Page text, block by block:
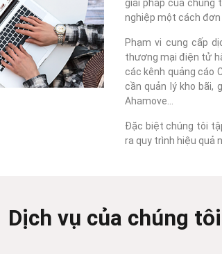
giải pháp của chúng
nghiệp một cách đơn
Phạm vi cung cấp
thương mại điện tử
các kênh quảng cáo
cần quản lý kho bãi,
Ahamove...
Đặc biệt chúng tôi
ra quy trình hiệu quả
Dịch vụ của chúng tôi